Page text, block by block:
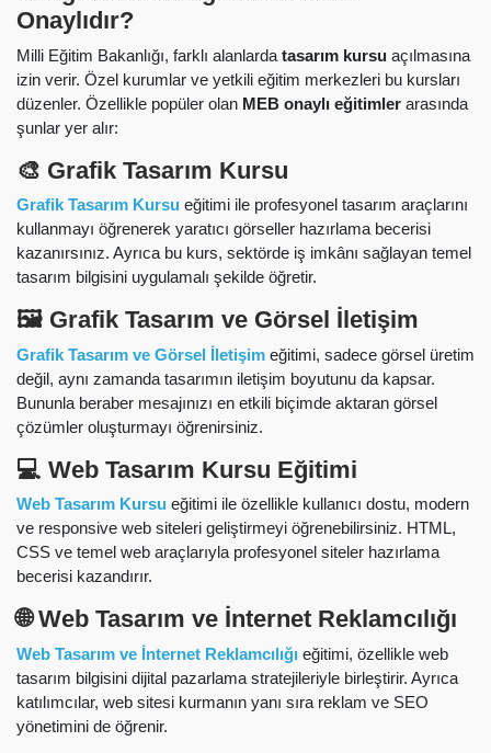
Onaylıdır?
Milli Eğitim Bakanlığı, farklı alanlarda tasarım kursu açılmasına
izin verir. Özel kurumlar ve yetkili eğitim merkezleri bu kursları
düzenler. Özellikle popüler olan MEB onaylı eğitimler arasında
şunlar yer alır:
🎨 Grafik Tasarım Kursu
Grafik Tasarım Kursu eğitimi ile profesyonel tasarım araçlarını
kullanmayı öğrenerek yaratıcı görseller hazırlama becerisi
kazanırsınız. Ayrıca bu kurs, sektörde iş imkânı sağlayan temel
tasarım bilgisini uygulamalı şekilde öğretir.
🖼️ Grafik Tasarım ve Görsel İletişim
Grafik Tasarım ve Görsel İletişim eğitimi, sadece görsel üretim
değil, aynı zamanda tasarımın iletişim boyutunu da kapsar.
Bununla beraber mesajınızı en etkili biçimde aktaran görsel
çözümler oluşturmayı öğrenirsiniz.
💻 Web Tasarım Kursu Eğitimi
Web Tasarım Kursu eğitimi ile özellikle kullanıcı dostu, modern
ve responsive web siteleri geliştirmeyi öğrenebilirsiniz. HTML,
CSS ve temel web araçlarıyla profesyonel siteler hazırlama
becerisi kazandırır.
🌐 Web Tasarım ve İnternet Reklamcılığı
Web Tasarım ve İnternet Reklamcılığı eğitimi, özellikle web
tasarım bilgisini dijital pazarlama stratejileriyle birleştirir. Ayrıca
katılımcılar, web sitesi kurmanın yanı sıra reklam ve SEO
yönetimini de öğrenir.